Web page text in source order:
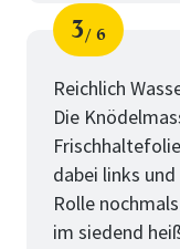
Schritt
3
von
6
Reichlich
Die
dabei links
Rolle
im siedend